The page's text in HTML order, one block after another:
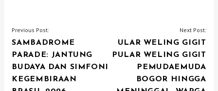
P
O
T
Previous Post:
SAMBADROME
PARADE: JANTUNG
BUDAYA DAN SIMFONI
KEGEMBIRAAN
Next Post:
ULAR WELING GIGIT
PULAR WELING GIGIT
PEMUDAEMUDA
BOGOR HINGGA